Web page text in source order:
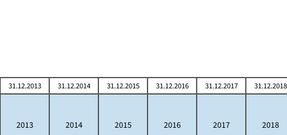
31.12.2013 31.12.2014 31.12.2015 31.12.2016 31.12.2017 31.12.2018
2013 2014 2015 2016 2017 2018